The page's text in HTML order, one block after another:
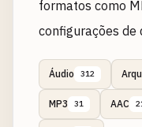
formatos como
configurações de
Áudio 312
MP3 31 AAC